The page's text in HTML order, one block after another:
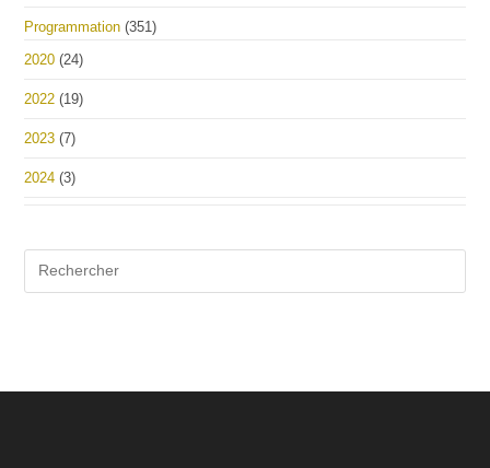
Programmation (351)
2020 (24)
2022 (19)
2023 (7)
2024 (3)